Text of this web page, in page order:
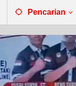
Pencarian